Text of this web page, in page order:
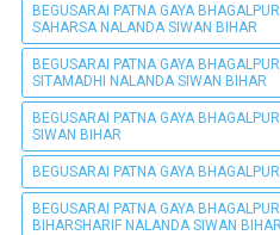
BEGUSARAI PATNA GAYA
SAHARSA NALANDA SIWAN BIHAR
BEGUSARAI PATNA GAYA
SITAMADHI NALANDA SIWAN BIHAR
BEGUSARAI PATNA GAYA
SIWAN BIHAR
BEGUSARAI PATNA GAYA
BEGUSARAI PATNA GAYA
BIHARSHARIF NALANDA SIWAN BIHAR